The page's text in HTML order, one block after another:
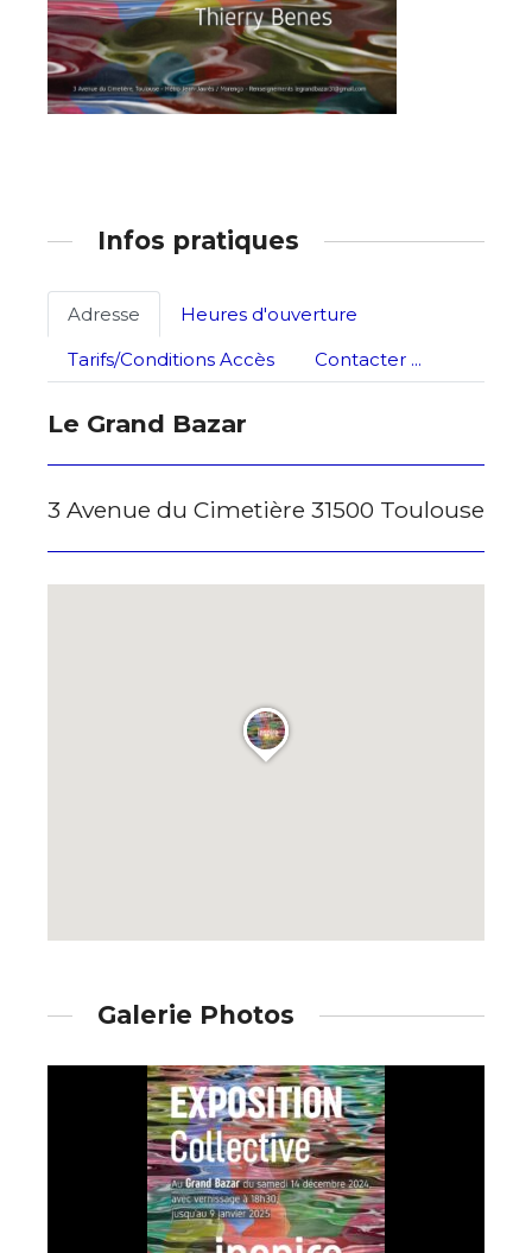
Nom
Prénom
Statut / Organisation
J'accepte lestermes et conditions
Adresse email*
Infos pratiques
Adresse
Heures d'ouverture
Tarifs/Conditions Accès
Contacter ...
Le Grand Bazar
3 Avenue du Cimetière 31500 Toulouse
Galerie Photos